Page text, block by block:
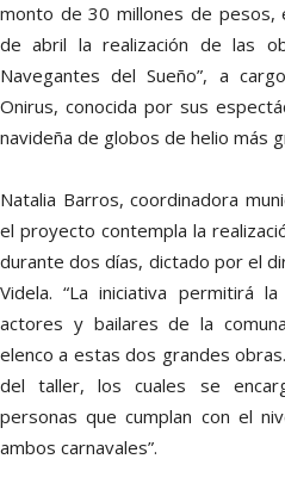
monto de 30 millones de pesos,
de abril la realización de las
Navegantes del Sueño”, a
Onirus, conocida por sus
navideña de globos de helio más
Natalia Barros, coordinadora
el proyecto contempla la
durante dos días, dictado por el
Videla. “La iniciativa permitirá
actores y bailares de la
elenco a estas dos grandes
del taller, los cuales se
personas que cumplan con el
ambos carnavales”.